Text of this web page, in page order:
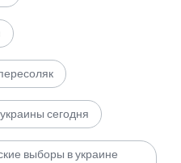
сегодня
выборы в украине